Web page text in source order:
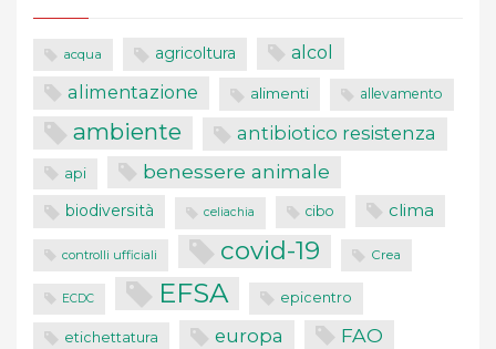
acqua agricoltura alcol
alimentazione alimenti allevamento
ambiente antibiotico resistenza
api benessere animale
biodiversità celiachia cibo clima
controlli ufficiali covid-19 Crea
ECDC EFSA epicentro
etichettatura europa FAO